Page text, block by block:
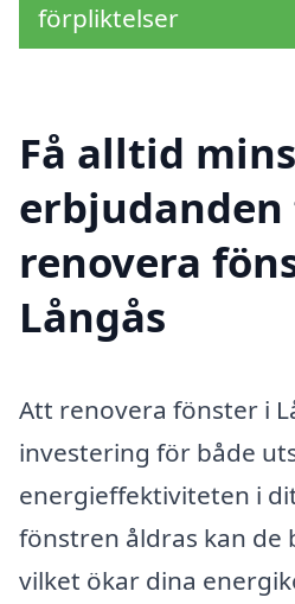
förpliktelser
Få alltid
renovera
Långås
Att renovera fönster i
investering för både
energieffektiviteten i
fönstren åldras kan de
vilket ökar dina